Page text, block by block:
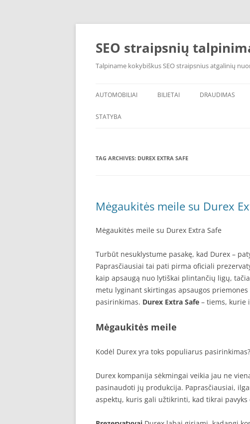
Skip
SEO straipsnių
Talpiname kokybiškus SEO straipsnius atgalinių
AUTOMOBILIAI BILIETAI DRAUDIMAS
STATYBA
TAG ARCHIVES: DUREX EXTRA SAFE
Mėgaukitės meile su Durex
Mėgaukitės meile su Durex Extra Safe
Turbūt nesuklystume pasakę, kad Durex –
Paprasčiausiai tai pati pirma oficiali
kaip apsaugą nuo lytiškai plintančių ligų,
metu lyginant skirtingas apsaugos
pasirinkimas. Durex Extra Safe – tiems, kurie
Mėgaukitės meile
Kodėl Durex yra toks populiarus pasirinkimas?
Durex kompanija sėkmingai veikia jau ne
pasinaudoti jų produkcija. Paprasčiausiai,
aspektų, kuris gali užtikrinti, kad tikrai